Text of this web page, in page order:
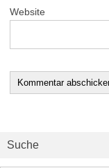
Website
Suche